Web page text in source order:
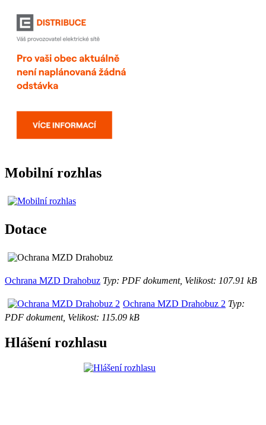
Mobilní rozhlas
Dotace
Ochrana MZD Drahobuz Typ: PDF dokument, Velikost: 107.91 kB
Ochrana MZD Drahobuz 2 Typ:
PDF dokument, Velikost: 115.09 kB
Hlášení rozhlasu